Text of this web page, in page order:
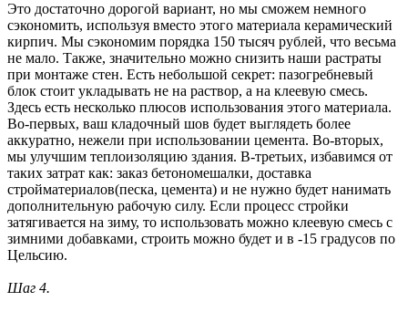
Это достаточно дорогой вариант, но мы сможем немного
сэкономить, используя вместо этого материала керамический
кирпич. Мы сэкономим порядка 150 тысяч рублей, что весьма
не мало. Также, значительно можно снизить наши растраты
при монтаже стен. Есть небольшой секрет: пазогребневый
блок стоит укладывать не на раствор, а на клеевую смесь.
Здесь есть несколько плюсов использования этого материала.
Во-первых, ваш кладочный шов будет выглядеть более
аккуратно, нежели при использовании цемента. Во-вторых,
мы улучшим теплоизоляцию здания. В-третьих, избавимся от
таких затрат как: заказ бетономешалки, доставка
стройматериалов(песка, цемента) и не нужно будет нанимать
дополнительную рабочую силу. Если процесс стройки
затягивается на зиму, то использовать можно клеевую смесь с
зимними добавками, строить можно будет и в -15 градусов по
Цельсию.
Шаг 4.